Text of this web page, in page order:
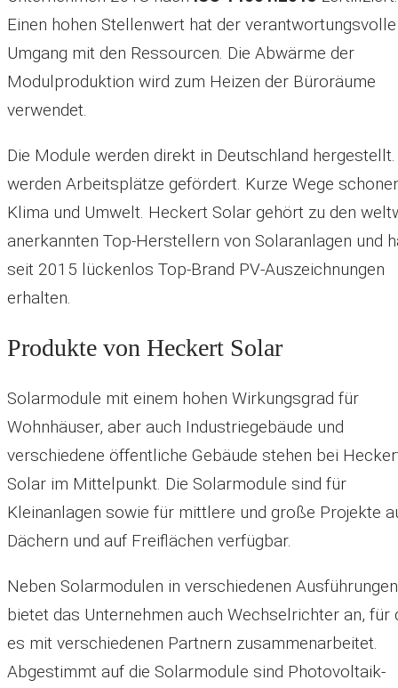
Einen hohen Stellenwert hat der verantwortungsvolle
Umgang mit den Ressourcen. Die Abwärme der
Modulproduktion wird zum Heizen der Büroräume
verwendet.
Die Module werden direkt in Deutschland
werden Arbeitsplätze gefördert. Kurze Wege
Klima und Umwelt. Heckert Solar gehört zu den
anerkannten Top-Herstellern von Solaranlagen und
seit 2015 lückenlos Top-Brand PV-Auszeichnungen
erhalten.
Produkte von Heckert Solar
Solarmodule mit einem hohen Wirkungsgrad für
Wohnhäuser, aber auch Industriegebäude und
verschiedene öffentliche Gebäude stehen bei
Solar im Mittelpunkt. Die Solarmodule sind für
Kleinanlagen sowie für mittlere und große Projekte
Dächern und auf Freiflächen verfügbar.
Neben Solarmodulen in verschiedenen Ausführungen
bietet das Unternehmen auch Wechselrichter an, für
es mit verschiedenen Partnern zusammenarbeitet.
Abgestimmt auf die Solarmodule sind Photovoltaik-